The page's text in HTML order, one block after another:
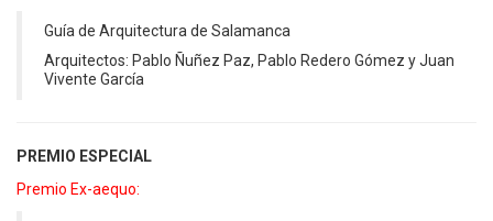
Guía de Arquitectura de Salamanca
Arquitectos: Pablo Ñuñez Paz, Pablo Redero Gómez y Juan
Vivente García
PREMIO ESPECIAL
Premio Ex-aequo: